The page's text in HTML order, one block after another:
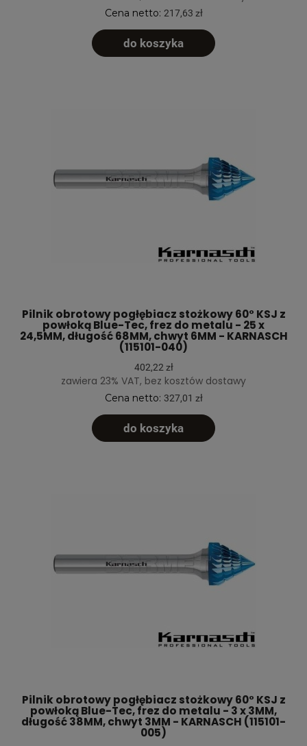
Cena netto: 217,63 zł
do koszyka
Pilnik obrotowy pogłębiacz stożkowy 60° KSJ z
powłoką Blue-Tec, frez do metalu - 25 x
24,5MM, długość 68MM, chwyt 6MM - KARNASCH
(115101-040)
402,22 zł
zawiera 23% VAT, bez kosztów dostawy
Cena netto: 327,01 zł
do koszyka
Pilnik obrotowy pogłębiacz stożkowy 60° KSJ z
powłoką Blue-Tec, frez do metalu - 3 x 3MM,
długość 38MM, chwyt 3MM - KARNASCH (115101-
005)